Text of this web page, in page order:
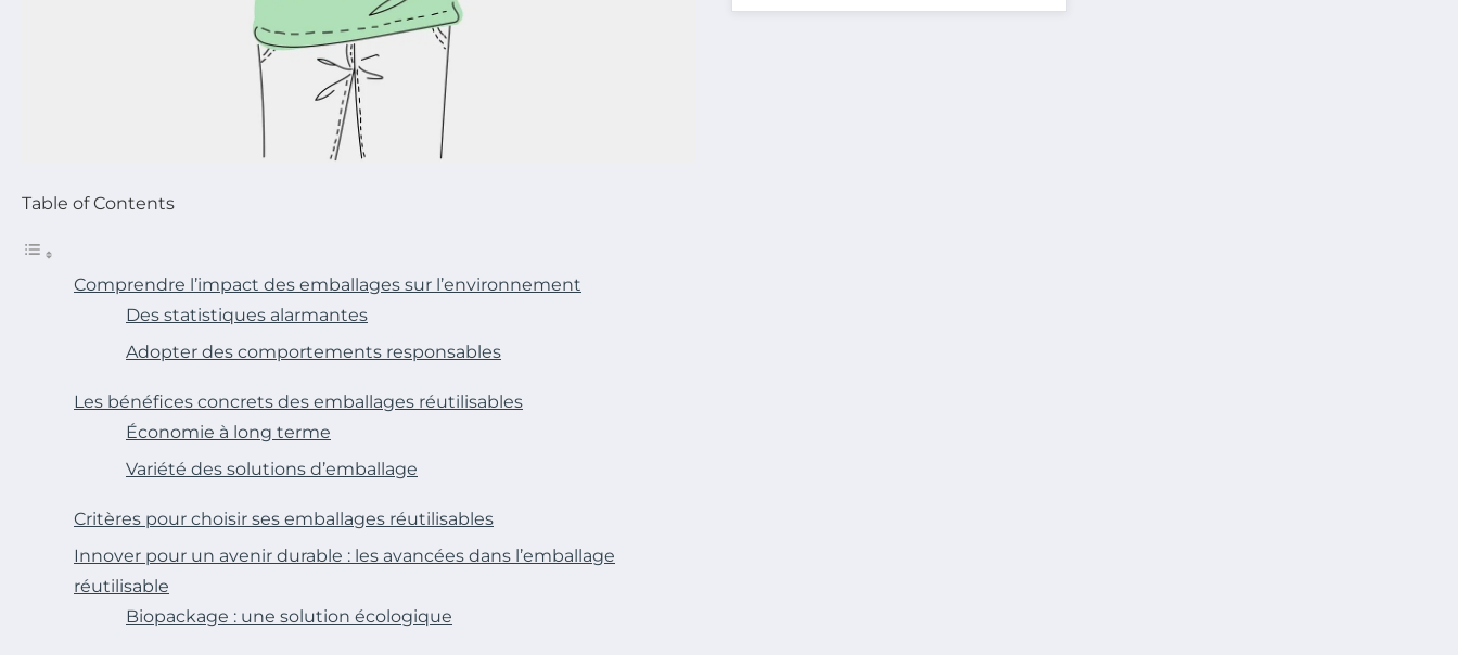
Table of Contents
Comprendre l’impact des emballages sur l’environnement
Des statistiques alarmantes
Adopter des comportements responsables
Les bénéfices concrets des emballages réutilisables
Économie à long terme
Variété des solutions d’emballage
Critères pour choisir ses emballages réutilisables
Innover pour un avenir durable : les avancées dans l’emballage
réutilisable
Biopackage : une solution écologique